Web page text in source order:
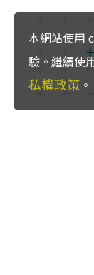
本網站使用
驗。繼續使
私權政策 。